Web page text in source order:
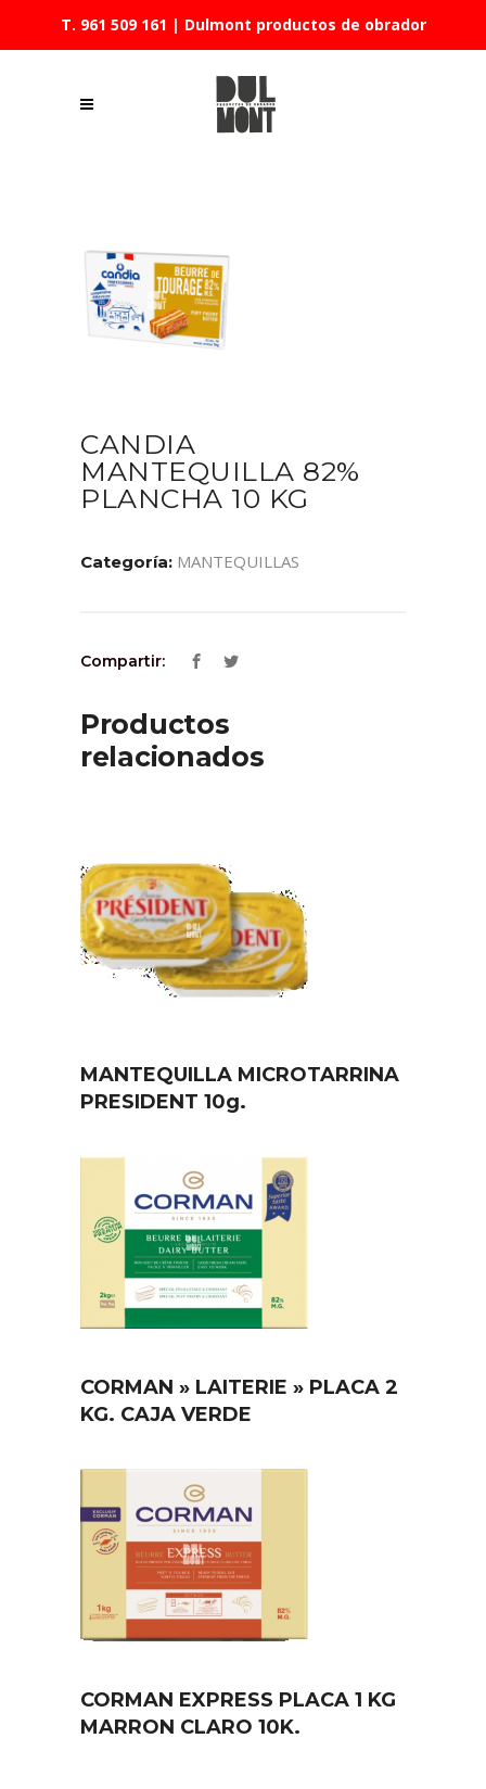
T. 961 509 161 | Dulmont productos de obrador
CANDIA
MANTEQUILLA 82%
PLANCHA 10 KG
Categoría: MANTEQUILLAS
Compartir:
Productos
relacionados
MANTEQUILLA MICROTARRINA
PRESIDENT 10g.
CORMAN » LAITERIE » PLACA 2
KG. CAJA VERDE
CORMAN EXPRESS PLACA 1 KG
MARRON CLARO 10K.